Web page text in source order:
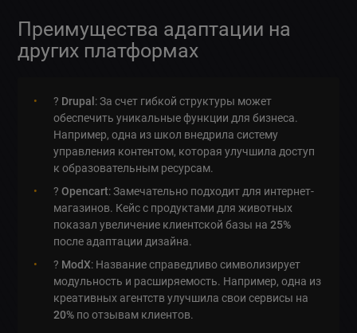
Преимущества адаптации на
других платформах
? Drupal : За счет гибкой структуры может
обеспечить уникальные функции для бизнеса.
Например, одна из школ внедрила систему
управления контентом, которая улучшила доступ
к образовательным ресурсам.
?Opencart: Замечательно подходит для интернет-
магазинов. Кейс с продуктами для животных
показал увеличение клиентской базы на25%
после адаптации дизайна.
?️ ModX: Название справедливо символизирует
модульность и расширяемость. Например, одна из
креативных агентств улучшила свои сервисы на
20% по отзывам клиентов.